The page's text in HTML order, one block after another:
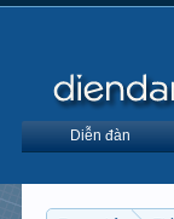
Diễn đàn